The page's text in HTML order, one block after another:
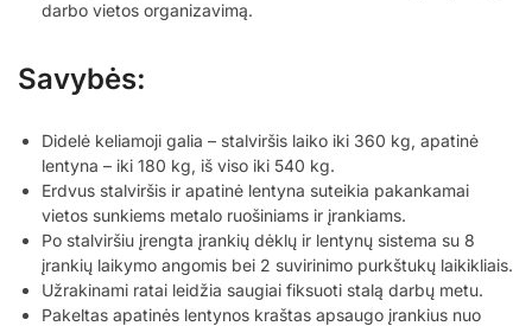
darbo vietos organizavimą.
Savybės:
Didelė keliamoji galia – stalviršis laiko iki 360 kg, apatinė
lentyna – iki 180 kg, iš viso iki 540 kg.
Erdvus stalviršis ir apatinė lentyna suteikia pakankamai
vietos sunkiems metalo ruošiniams ir įrankiams.
Po stalviršiu įrengta įrankių dėklų ir lentynų sistema su 8
įrankių laikymo angomis bei 2 suvirinimo purkštukų laikikliais.
Užrakinami ratai leidžia saugiai fiksuoti stalą darbų metu.
Pakeltas apatinės lentynos kraštas apsaugo įrankius nuo